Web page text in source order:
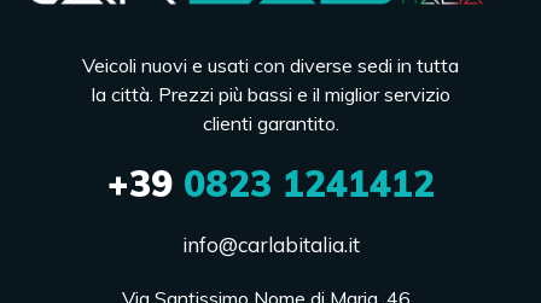
Veicoli nuovi e usati con diverse sedi in tutta
la città. Prezzi più bassi e il miglior servizio
clienti garantito.
+390823 1241412
info@carlabitalia.it
Via Santissimo Nome di Maria, 46,